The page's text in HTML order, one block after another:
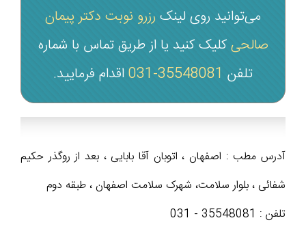
می‌توانید روی لینک رزرو نوبت دکتر پیمان
صالحیکلیک کنید یا از طریق تماس با شماره
تلفن 35548081-031 اقدام فرمایید.
آدرس مطب : اصفهان ، اتوبان آقا بابایی ، بعد از روگذر حکیم
شفائی ، بلوار سلامت، شهرک سلامت اصفهان ، طبقه دوم
تلفن : 35548081 - 031